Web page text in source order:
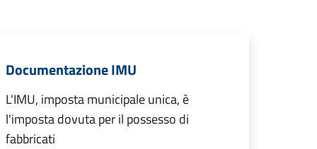
Documentazione IMU
L'IMU, imposta municipale unica, è
l'imposta dovuta per il possesso di
fabbricati